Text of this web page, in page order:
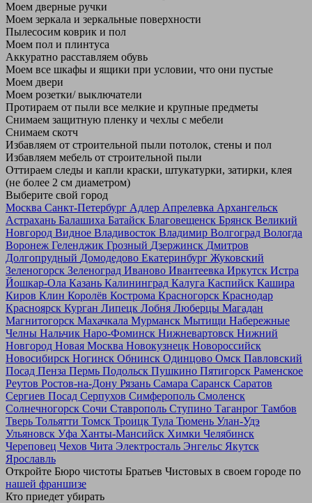
Моем дверные ручки
Моем зеркала и зеркальные поверхности
Пылесосим коврик и пол
Моем пол и плинтуса
Аккуратно расставляем обувь
Моем все шкафы и ящики при условии, что они пустые
Моем двери
Моем розетки/ выключатели
Протираем от пыли все мелкие и крупные предметы
Снимаем защитную пленку и чехлы с мебели
Снимаем скотч
Избавляем от строительной пыли потолок, стены и пол
Избавляем мебель от строительной пыли
Оттираем следы и капли краски, штукатурки, затирки, клея
(не более 2 см диаметром)
Выберите свой город
Москва Санкт-Петербург Адлер Апрелевка Архангельск
Астрахань Балашиха Батайск Благовещенск Брянск Великий
Новгород Видное Владивосток Владимир Волгоград Вологда
Воронеж Геленджик Грозный Дзержинск Дмитров
Долгопрудный Домодедово Екатеринбург Жуковский
Зеленогорск Зеленоград Иваново Ивантеевка Иркутск Истра
Йошкар-Ола Казань Калининград Калуга Каспийск Кашира
Киров Клин Королёв Кострома Красногорск Краснодар
Красноярск Курган Липецк Лобня Люберцы Магадан
Магнитогорск Махачкала Мурманск Мытищи Набережные
Челны Нальчик Наро-Фоминск Нижневартовск Нижний
Новгород Новая Москва Новокузнецк Новороссийск
Новосибирск Ногинск Обнинск Одинцово Омск Павловский
Посад Пенза Пермь Подольск Пушкино Пятигорск Раменское
Реутов Ростов-на-Дону Рязань Самара Саранск Саратов
Сергиев Посад Серпухов Симферополь Смоленск
Солнечногорск Сочи Ставрополь Ступино Таганрог Тамбов
Тверь Тольятти Томск Троицк Тула Тюмень Улан-Удэ
Ульяновск Уфа Ханты-Мансийск Химки Челябинск
Череповец Чехов Чита Электросталь Энгельс Якутск
Ярославль
Откройте Бюро чистоты Братьев Чистовых в своем городе по
нашей франшизе
Кто приедет убирать